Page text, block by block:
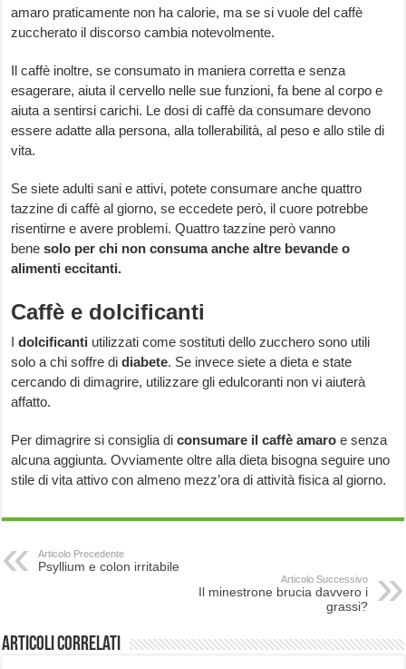
amaro praticamente non ha calorie, ma se si vuole del caffè
zuccherato il discorso cambia notevolmente.
Il caffè inoltre, se consumato in maniera corretta e senza
esagerare, aiuta il cervello nelle sue funzioni, fa bene al corpo e
aiuta a sentirsi carichi. Le dosi di caffè da consumare devono
essere adatte alla persona, alla tollerabilità, al peso e allo stile di
vita.
Se siete adulti sani e attivi, potete consumare anche quattro
tazzine di caffè al giorno, se eccedete però, il cuore potrebbe
risentirne e avere problemi. Quattro tazzine però vanno
benesolo per chi non consuma anche altre bevande o
alimenti eccitanti.
Caffè e dolcificanti
Idolcificanti utilizzati come sostituti dello zucchero sono utili
solo a chi soffre didiabete. Se invece siete a dieta e state
cercando di dimagrire, utilizzare gli edulcoranti non vi aiuterà
affatto.
Per dimagrire si consiglia diconsumare il caffè amaro e senza
alcuna aggiunta. Ovviamente oltre alla dieta bisogna seguire uno
stile di vita attivo con almeno mezz’ora di attività fisica al giorno.
Articolo Precedente
Psyllium e colon irritabile
Articolo Successivo
Il minestrone brucia davvero i
grassi?
Articoli correlati